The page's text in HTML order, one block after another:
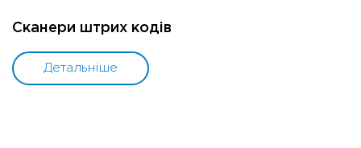
Сканери штрих кодів
Детальніше